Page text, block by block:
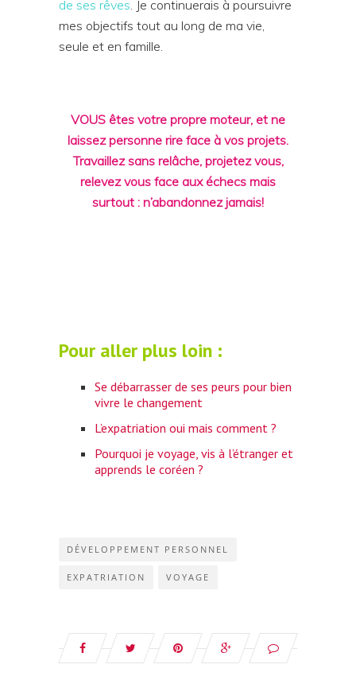
de ses rêves. Je continuerais à poursuivre
mes objectifs tout au long de ma vie,
seule et en famille.
VOUS êtes votre propre moteur, et ne
laissez personne rire face à vos projets.
Travaillez sans relâche, projetez vous,
relevez vous face aux échecs mais
surtout : n’abandonnez jamais!
Pour aller plus loin :
Se débarrasser de ses peurs pour bien
vivre le changement
L’expatriation oui mais comment ?
Pourquoi je voyage, vis à l’étranger et
apprends le coréen ?
DÉVELOPPEMENT PERSONNEL
EXPATRIATION VOYAGE